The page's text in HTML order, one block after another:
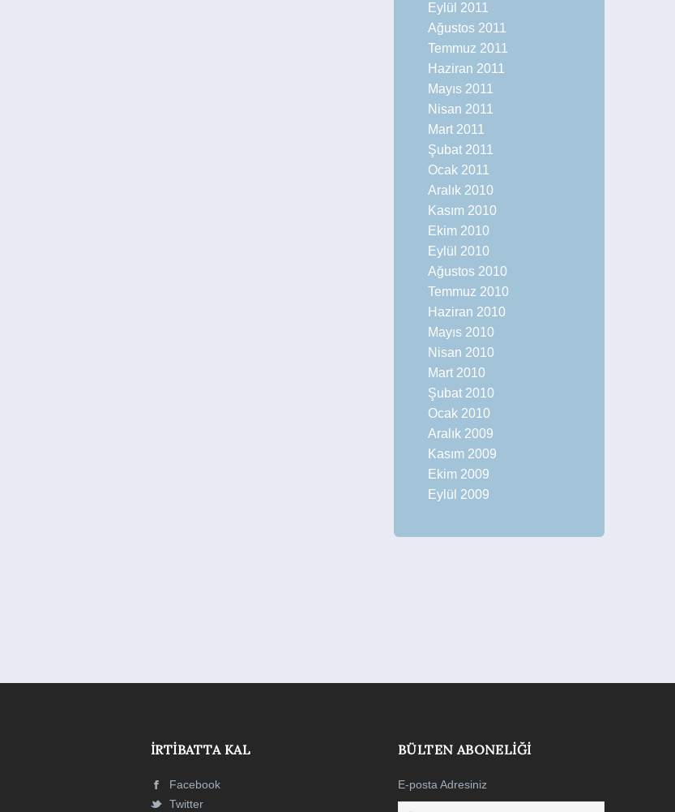
Eylül 2011
Ağustos 2011
Temmuz 2011
Haziran 2011
Mayıs 2011
Nisan 2011
Mart 2011
Şubat 2011
Ocak 2011
Aralık 2010
Kasım 2010
Ekim 2010
Eylül 2010
Ağustos 2010
Temmuz 2010
Haziran 2010
Mayıs 2010
Nisan 2010
Mart 2010
Şubat 2010
Ocak 2010
Aralık 2009
Kasım 2009
Ekim 2009
Eylül 2009
İRTIBATTA KAL
Facebook
Twitter
BÜLTEN ABONELIĞI
E-posta Adresiniz